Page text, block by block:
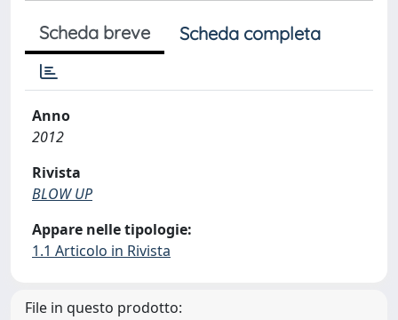
Scheda breve Scheda completa
Anno
2012
Rivista
BLOW UP
Appare nelle tipologie:
1.1 Articolo in Rivista
File in questo prodotto: